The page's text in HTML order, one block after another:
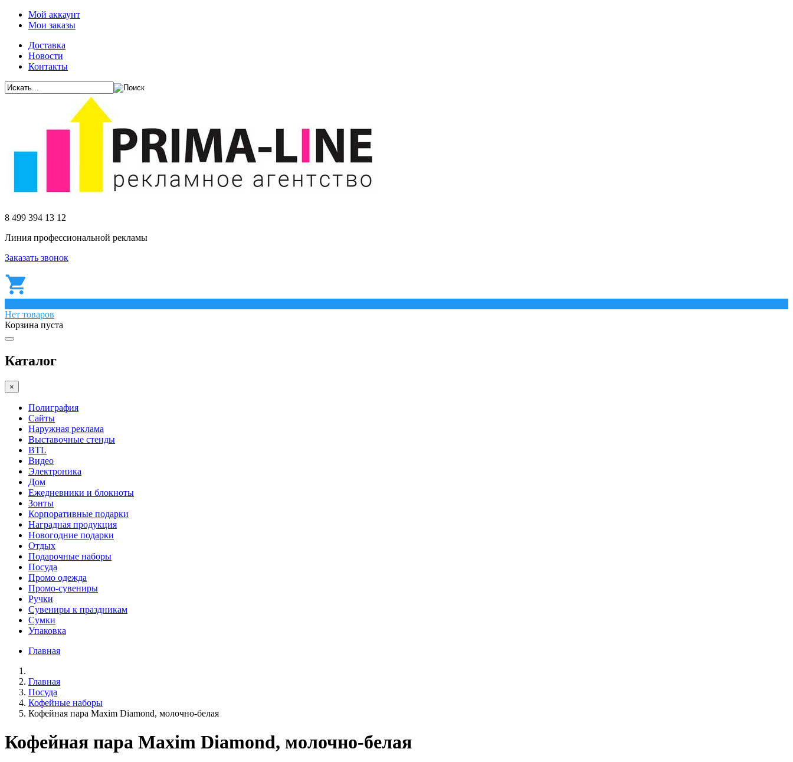
Мой аккаунт
Мои заказы
Доставка
Новости
Контакты
8 499 394 13 12
Линия профессиональной рекламы
Заказать звонок
Нет товаров
Корзина пуста
Каталог
×
Полиграфия
Сайты
Наружная реклама
Выставочные стенды
BTL
Видео
Электроника
Дом
Ежедневники и блокноты
Зонты
Корпоративные подарки
Наградная продукция
Новогодние подарки
Отдых
Подарочные наборы
Посуда
Промо одежда
Промо-сувениры
Ручки
Сувениры к праздникам
Сумки
Упаковка
Главная
Главная
Посуда
Кофейные наборы
Кофейная пара Maxim Diamond, молочно-белая
Кофейная пара Maxim Diamond, молочно-белая